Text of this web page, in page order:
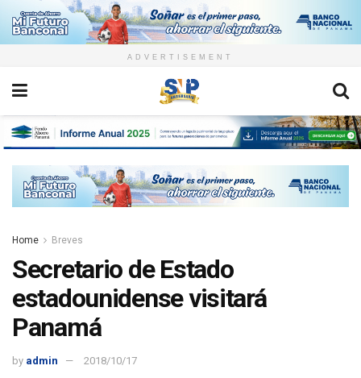
ADVERTISEMENT
Home Breves
Secretario de Estado
estadounidense visitará
Panamá
by admin 2018/10/17